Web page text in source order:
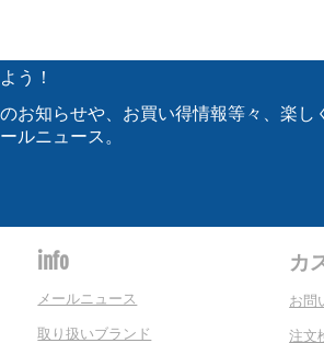
う！
お知らせや、お買い得情報等々、楽し
ルニュース。
info
メールニュース
取り扱いブランド
カ
お問
注文